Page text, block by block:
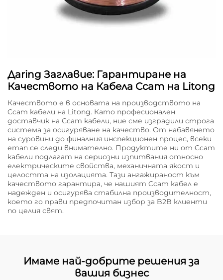
Дaring Заглавие: Гарантиране на
Качеството на Кабела Ccam на Litong
Качеството е в основата на производството на
Ccam кабели на Litong. Като професионален
доставчик на Ccam кабели, ние сме изградили строга
система за осигуряване на качество. От набавянето
на суровини до финалния инспекционен процес, всеки
етап се следи внимателно. Продуктите ни от Ccam
кабели подлагат на сериозни изпитвания относно
електрическите свойства, механичната якост и
целостта на изолацията. Тази ангажираност към
качеството гарантира, че нашият Ccam кабел е
надежден и осигурява стабилна производителност,
което го прави предпочитан избор за B2B клиенти
по целия свят.
Имаме най-добрите решения за
вашия бизнес